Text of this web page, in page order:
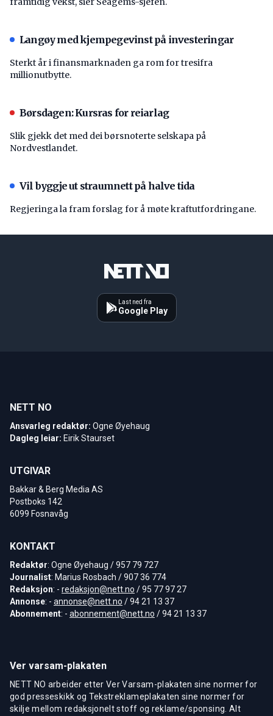
Langøy med kjempegevinst på investeringar
Sterkt år i finansmarknaden ga rom for tresifra
millionutbytte.
Børsdagen: Kursras for reiarlag
Slik gjekk det med dei børsnoterte selskapa på
Nordvestlandet.
Vil byggje ut straumnett på halve tida
Regjeringa la fram forslag for å møte kraftutfordringane.
Last ned fra
Google Play
NETT NO
Ansvarleg redaktør: Ogne Øyehaug
Dagleg leiar: Eirik Staurset
UTGIVAR
Bakkar & Berg Media AS
Postboks 142
6099 Fosnavåg
KONTAKT
Redaktør: Ogne Øyehaug / 957 79 727
Journalist: Marius Rosbach / 907 36 774
Redaksjon: - redaksjon@nett.no / 95 77 97 27
Annonse: - annonse@nett.no / 94 21 13 37
Abonnement: - abonnement@nett.no / 94 21 13 37
Ver varsam-plakaten
NETT NO arbeider etter Ver Varsam-plakaten sine normer for
god presseskikk og Tekstreklameplakaten sine normer for
skilje mellom redaksjonelt stoff og reklame/sponsing. Alt